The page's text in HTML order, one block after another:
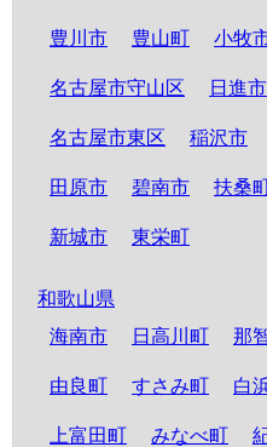
豊川市 豊山町 小牧
名古屋市守山区 日進市
名古屋市東区 稲沢市
田原市 碧南市 扶桑
新城市 東栄町
和歌山県
海南市
日高川町 那
由良町 すさみ町 白
上富田町 みなべ町